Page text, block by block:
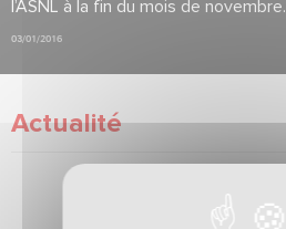
l’ASNL à la fin du mois de novembre.
03/01/2016
Actualité
Choix de la saison :